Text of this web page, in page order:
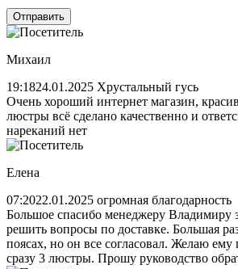
Отправить
Михаил
19:1824.01.2025 Хрустальный гусь
Очень хороший интернет магазин,
люстры всё сделано качественно и
нареканий нет
Елена
07:2022.01.2025 огромная благодарность
Большое спасибо менеджеру Владимиру
решить вопросы по доставке. Большая
поясах, но он все согласовал. Желаю
сразу 3 люстры. Прошу руководство